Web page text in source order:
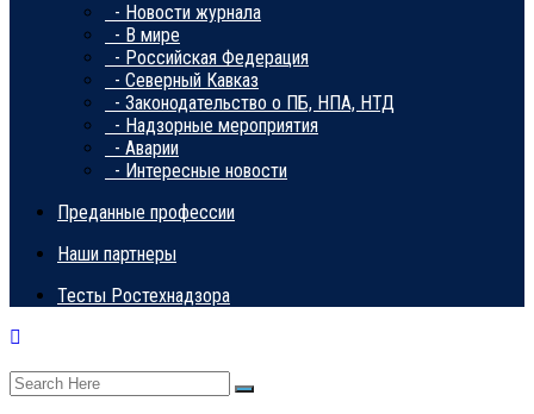
- Новости журнала
- В мире
- Российская Федерация
- Северный Кавказ
- Законодательство о ПБ, НПА, НТД
- Надзорные мероприятия
- Аварии
- Интересные новости
Преданные профессии
Наши партнеры
Тесты Ростехнадзора